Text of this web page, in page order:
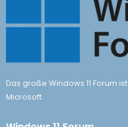
Das große Windows 11 Forum ist
Microsoft.